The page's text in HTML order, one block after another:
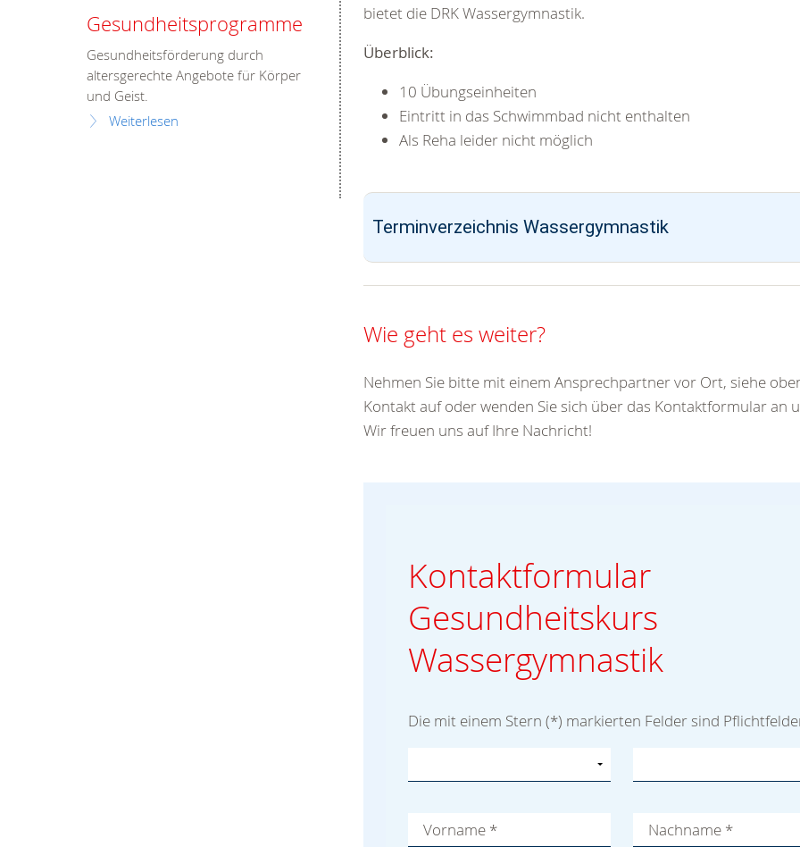
bietet die DRK Wassergymnastik.
Überblick:
10 Übungseinheiten
Eintritt in das Schwimmbad nicht enthalten
Als Reha leider nicht möglich
Terminverzeichnis Wassergymnastik
Wie geht es weiter?
Nehmen Sie bitte mit einem Ansprechpartner vor Ort, siehe
Kontakt auf oder wenden Sie sich über das Kontaktformular an
Wir freuen uns auf Ihre Nachricht!
Kontaktformular
Gesundheitskurs
Wassergymnastik
Die mit einem Stern (*) markierten Felder sind
Vorname * Nachname *
Gesundheitsprogramme
Gesundheitsförderung durch
altersgerechte Angebote für Körper
und Geist.
Weiterlesen